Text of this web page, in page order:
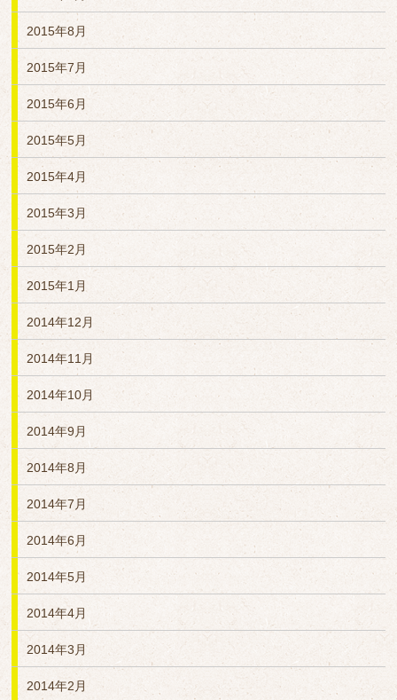
2015年8月
2015年7月
2015年6月
2015年5月
2015年4月
2015年3月
2015年2月
2015年1月
2014年12月
2014年11月
2014年10月
2014年9月
2014年8月
2014年7月
2014年6月
2014年5月
2014年4月
2014年3月
2014年2月